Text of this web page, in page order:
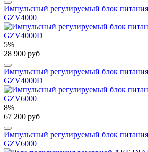
Импульсный регулируемый блок
GZV4000
5%
28 900 руб
Импульсный регулируемый блок
GZV4000D
8%
67 200 руб
Импульсный регулируемый блок
GZV6000